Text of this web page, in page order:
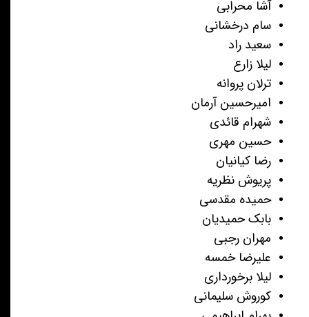
آشا محرابی
سام درخشانی
سعید راد
لیلا زارع
ترلان پروانه
امیرحسین آرمان
شهرام قائدی
حسین مهری
رضا کیانیان
پریوش نظریه
حمیده مقدسی
بابک حمیدیان
مهران رجبی
علیرضا خمسه
لیلا برخورداری
کوروش سلیمانی